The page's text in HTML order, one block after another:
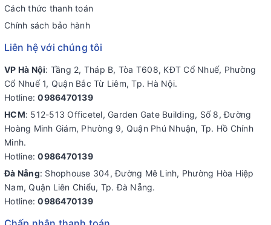
Cách thức thanh toán
Chính sách bảo hành
Liên hệ với chúng tôi
VP Hà Nội: Tầng 2, Tháp B, Tòa T608, KĐT Cổ Nhuế, Phường
Cổ Nhuế 1, Quận Bắc Từ Liêm, Tp. Hà Nội.
Hotline:0986470139
HCM: 512-513 Officetel, Garden Gate Building, Số 8, Đường
Hoàng Minh Giám, Phường 9, Quận Phú Nhuận, Tp. Hồ Chính
Minh.
Hotline:0986470139
Đà Nẵng: Shophouse 304, Đường Mê Linh, Phường Hòa Hiệp
Nam, Quận Liên Chiểu, Tp. Đà Nẵng.
Hotline:0986470139